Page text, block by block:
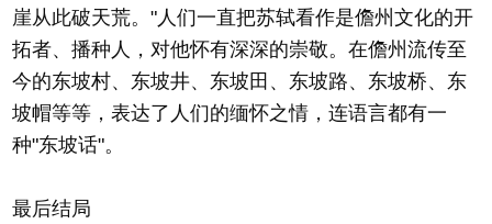
崖从此破天荒。"人们一直把苏轼看作是儋州文化的开
拓者、播种人，对他怀有深深的崇敬。在儋州流传至
今的东坡村、东坡井、东坡田、东坡路、东坡桥、东
坡帽等等，表达了人们的缅怀之情，连语言都有一
种"东坡话"。
最后结局